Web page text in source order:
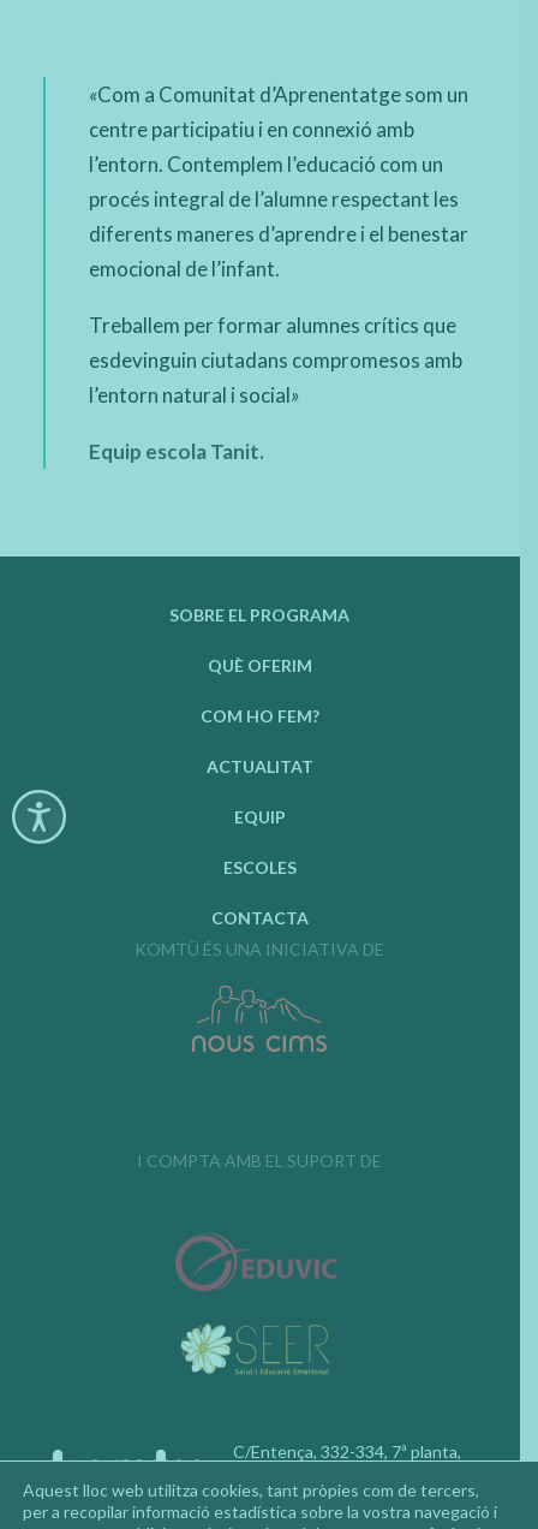
«Com a Comunitat d’Aprenentatge som un
centre participatiu i en connexió amb
l’entorn. Contemplem l’educació com un
procés integral de l’alumne respectant les
diferents maneres d’aprendre i el benestar
emocional de l’infant.
Treballem per formar alumnes crítics que
esdevinguin ciutadans compromesos amb
l’entorn natural i social»
Equip escola Tanit.
SOBRE EL PROGRAMA
QUÈ OFERIM
COM HO FEM?
ACTUALITAT
EQUIP
ESCOLES
CONTACTA
KOMTÜ ÉS UNA INICIATIVA DE
I COMPTA AMB EL SUPORT DE
C/Entença, 332-334, 7ª planta,
08029, Barcelona
Telèfon: 677 92 02 50
Aquest lloc web utilitza cookies, tant pròpies com de tercers,
per a recopilar informació estadística sobre la vostra navegació i